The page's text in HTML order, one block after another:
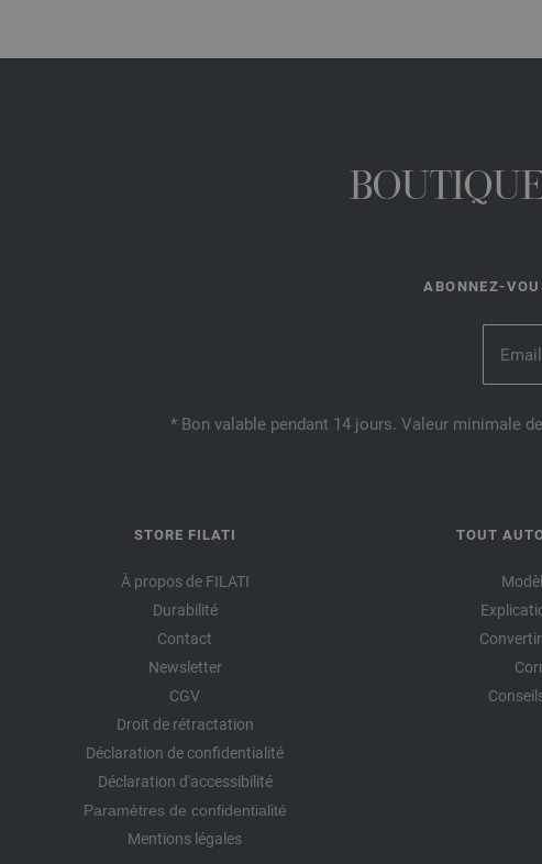
ABONNEZ-
* Bon valable pendant 14 jours. Valeur minimale
STORE FILATI
À propos de FILATI
Durabilité
Contact
Newsletter
CGV
Droit de rétractation
Déclaration de confidentialité
Déclaration d'accessibilité
Paramètres de confidentialité
Mentions légales
TOUT